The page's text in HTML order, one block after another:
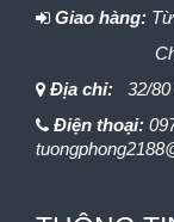
Giao hàng:
Chủ nhật
Địa chỉ:
32/
Điện thoại: